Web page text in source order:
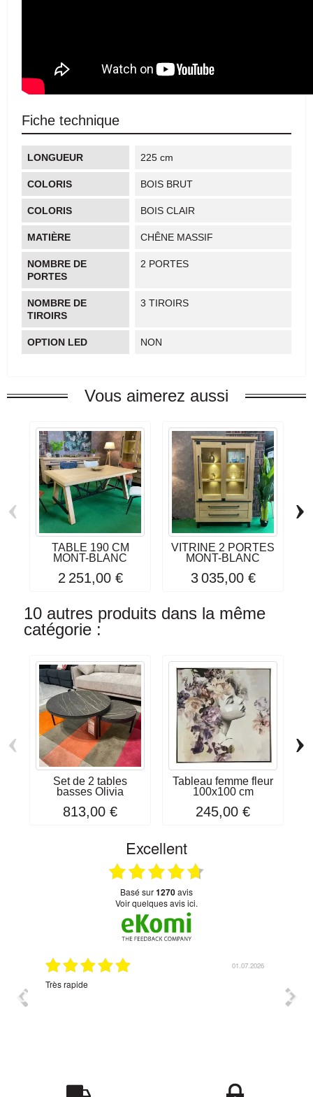
Fiche technique
LONGUEUR 225 cm
COLORIS BOIS BRUT
COLORIS BOIS CLAIR
MATIÈRE CHÊNE MASSIF
NOMBRE DE
PORTES
2 PORTES
NOMBRE DE
TIROIRS
3 TIROIRS
OPTION LED NON
Vous aimerez aussi
TABLE 190 CM
MONT-BLANC
2 251,00 €
VITRINE 2 PORTES
MONT-BLANC
3 035,00 €
‹ ›
10 autres produits dans la même
catégorie :
Set de 2 tables
basses Olivia
813,00 €
Tableau femme fleur
100x100 cm
245,00 €
‹ ›
Excellent
basé sur1270avis
Voir quelques avis ici.
01.07.2026